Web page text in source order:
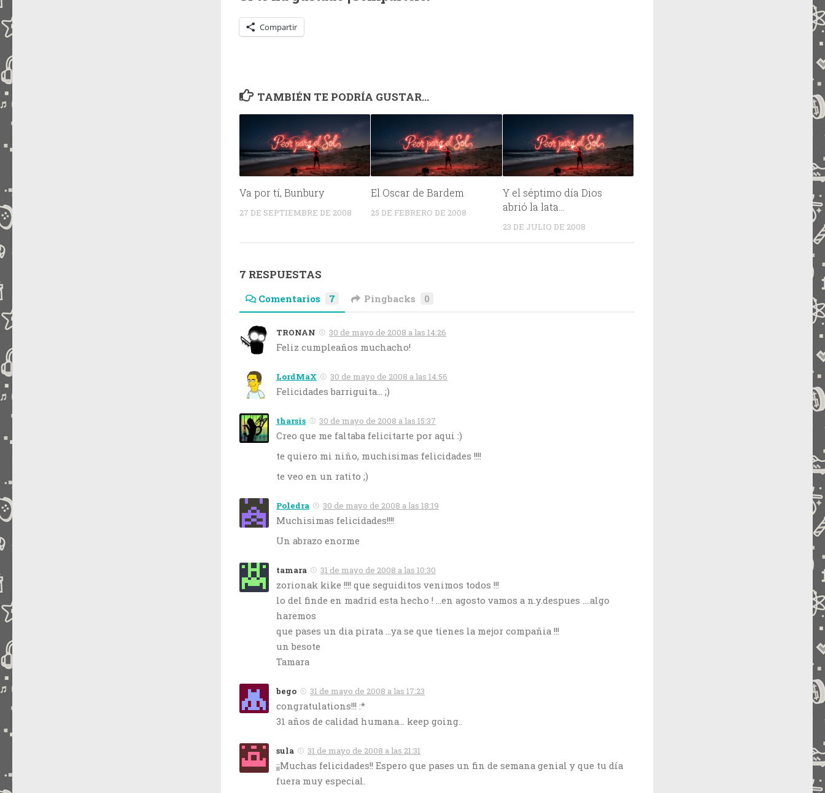
Compartir
TAMBIÉN TE PODRÍA GUSTAR...
Va por tí, Bunbury
27 DE SEPTIEMBRE DE 2008
El Oscar de Bardem
25 DE FEBRERO DE 2008
Y el séptimo día Dios
abrió la lata…
23 DE JULIO DE 2008
7 RESPUESTAS
Comentarios 7 Pingbacks 0
TRONAN 30 de mayo de 2008 a las 14:26
Feliz cumpleaños muchacho!
LordMaX 30 de mayo de 2008 a las 14:56
Felicidades barriguita… ;)
tharsis 30 de mayo de 2008 a las 15:37
Creo que me faltaba felicitarte por aqui :)
te quiero mi niño, muchisimas felicidades !!!!
te veo en un ratito ;)
Poledra 30 de mayo de 2008 a las 18:19
Muchisimas felicidades!!!!
Un abrazo enorme
tamara 31 de mayo de 2008 a las 10:30
zorionak kike !!!! que seguiditos venimos todos !!!
lo del finde en madrid esta hecho ! …en agosto vamos a n.y.despues ….algo
haremos
que pases un dia pirata …ya se que tienes la mejor compañia !!!
un besote
Tamara
bego 31 de mayo de 2008 a las 17:23
congratulations!!! :*
31 años de calidad humana… keep going..
sula 31 de mayo de 2008 a las 21:31
¡¡Muchas felicidades!! Espero que pases un fin de semana genial y que tu día
fuera muy especial.